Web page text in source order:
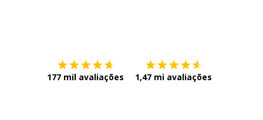
177 mil avaliações 1,47 mi avaliações